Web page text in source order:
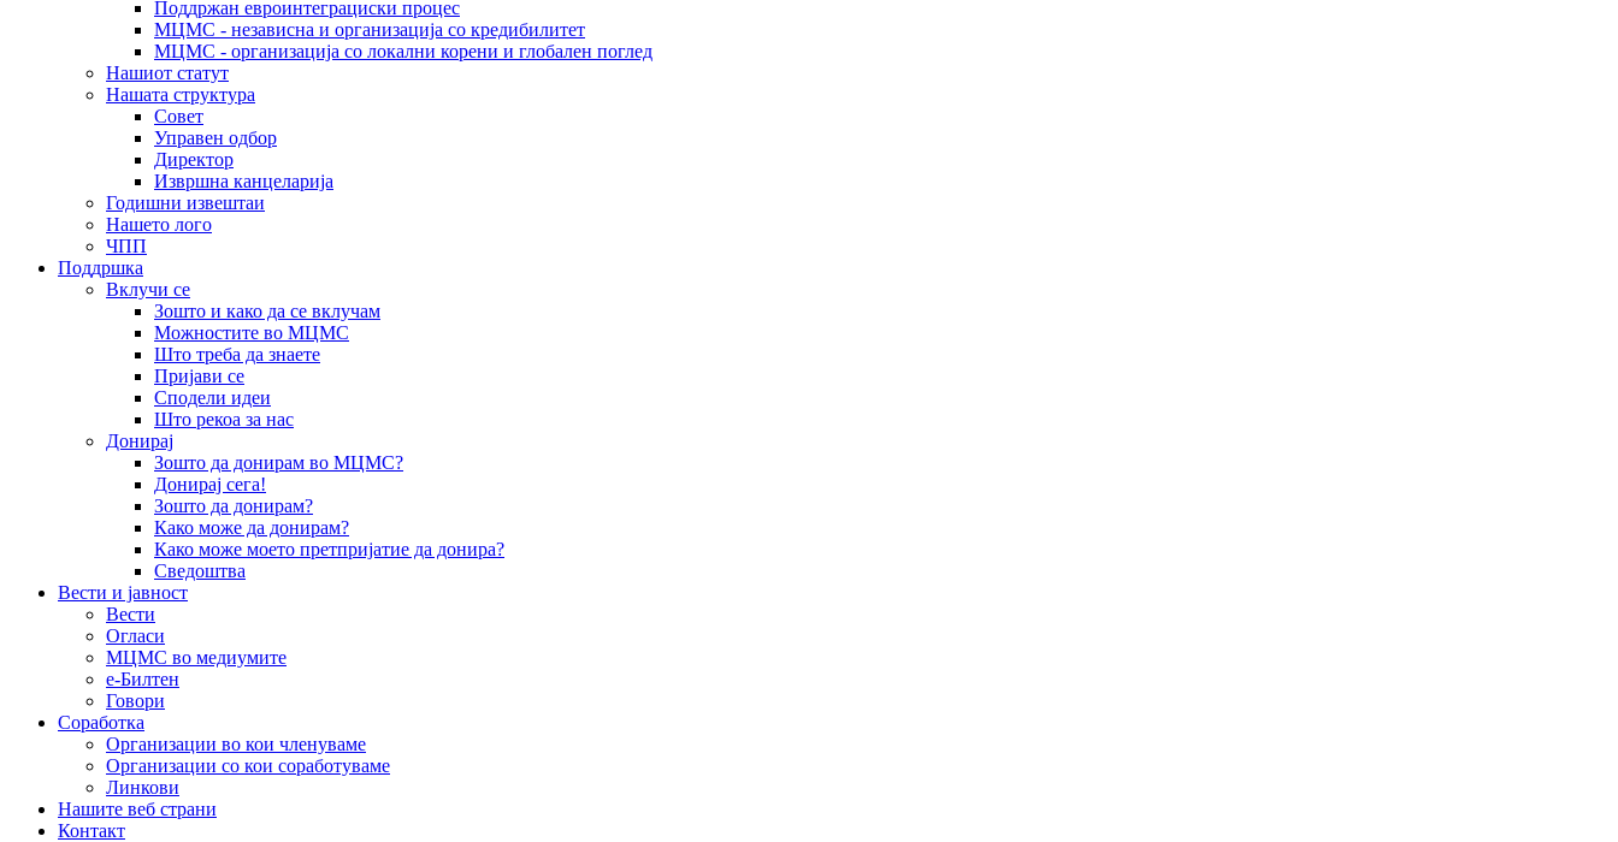
Поддржан евроинтеграциски процес
МЦМС - независна и организација со кредибилитет
МЦМС - организација со локални корени и глобален поглед
Нашиот статут
Нашата структура
Совет
Управен одбор
Директор
Извршна канцеларија
Годишни извештаи
Нашето лого
ЧПП
Поддршка
Вклучи се
Зошто и како да се вклучам
Можностите во МЦМС
Што треба да знаете
Пријави се
Сподели идеи
Што рекоа за нас
Донирај
Зошто да донирам во МЦМС?
Донирај сега!
Зошто да донирам?
Како може да донирам?
Како може моето претпријатие да донира?
Сведоштва
Вести и јавност
Вести
Огласи
МЦМС во медиумите
е-Билтен
Говори
Соработка
Организации во кои членуваме
Организации со кои соработуваме
Линкови
Нашите веб страни
Контакт